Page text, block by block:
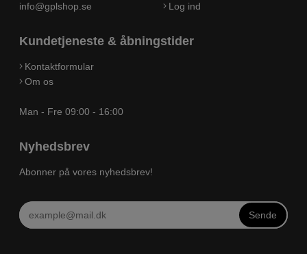
info@gplshop.se
Log ind
Kundetjeneste & åbningstider
Kontaktformular
Om os
Man - Fre 09:00 - 16:00
Nyhedsbrev
Abonner på vores nyhedsbrev!
Sende